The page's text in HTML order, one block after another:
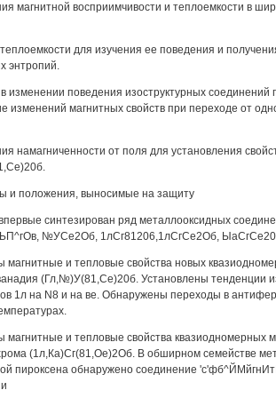
магнитной восприимчивости и теплоемкости в
для изучения ее поведения и
энтропий.
изменении поведения изоструктурных
изменений магнитных свойств при переходе от
намагниченности от поля для установления
и положения, выносимые на защиту
синтезирован ряд металлооксидных
ЬП^гОв, №УСе2Об, 1лСг81206,1лСгСе2Об,
магнитные и тепловые свойства новых
(Гл,№)У(81,Се)20б. Установлены тенденции
1л на N8 и на ве. Обнаружены переходы в
магнитные и тепловые свойства квазиодномерных
(1л,Ка)Сг(81,Ое)2Об. В обширном семействе
пироксена обнаружено соединение